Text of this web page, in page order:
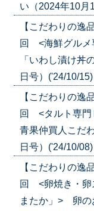
い（2024年10月
【こだわりの逸
回 <海鮮グルメ
「いわし漬け丼
日号）('24/10/15)
【こだわりの
回 <タルト専門
青果仲買人こだ
日号）('24/10/08)
【こだわりの逸
回 <卵焼き・卵
またか」> 卵の